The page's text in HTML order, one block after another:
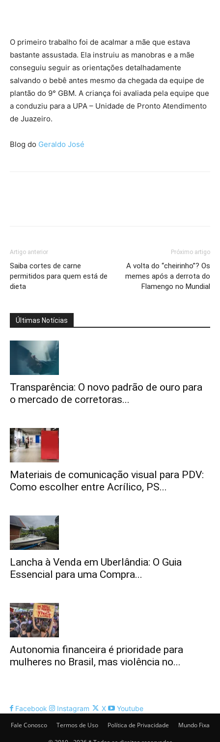
O primeiro trabalho foi de acalmar a mãe que estava
bastante assustada. Ela instruiu as manobras e a mãe
conseguiu seguir as orientações detalhadamente
salvando o bebê antes mesmo da chegada da equipe de
plantão do 9° GBM. A criança foi avaliada pela equipe que
a conduziu para a UPA – Unidade de Pronto Atendimento
de Juazeiro.
Blog do Geraldo José
Artigo anterior
Saiba cortes de carne
permitidos para quem está de
dieta
Próximo artigo
A volta do “cheirinho”? Os
memes após a derrota do
Flamengo no Mundial
Últimas Notícias
Transparência: O novo padrão de ouro para
o mercado de corretoras...
Materiais de comunicação visual para PDV:
Como escolher entre Acrílico, PS...
Lancha à Venda em Uberlândia: O Guia
Essencial para uma Compra...
Autonomia financeira é prioridade para
mulheres no Brasil, mas violência no...
Facebook Instagram X
Youtube
Fale Conosco
Termos de Uso Política de Privacidade Mundo Fixa